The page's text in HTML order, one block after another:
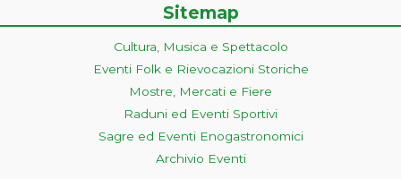
Sitemap
Cultura, Musica e Spettacolo
Eventi Folk e Rievocazioni Storiche
Mostre, Mercati e Fiere
Raduni ed Eventi Sportivi
Sagre ed Eventi Enogastronomici
Archivio Eventi